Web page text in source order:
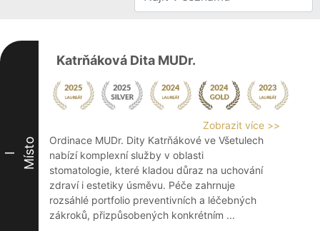
I Místo
Katrňáková Dita MUDr.
Zobrazit více >>
Ordinace MUDr. Dity Katrňákové ve Všetulech
nabízí komplexní služby v oblasti
stomatologie, které kladou důraz na uchování
zdraví i estetiky úsměvu. Péče zahrnuje
rozsáhlé portfolio preventivních a léčebných
zákroků, přizpůsobených konkrétním ...